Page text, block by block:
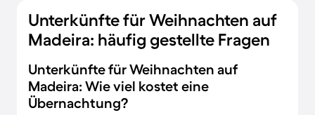
Unterkünfte für Weihnachten auf
Madeira: häufig gestellte Fragen
Unterkünfte für Weihnachten auf
Madeira: Wie viel kostet eine
Übernachtung?